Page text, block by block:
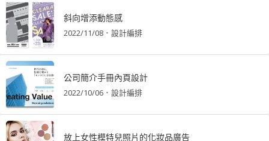
斜向增添動態感
2022/11/08 ． 設計編排
公司簡介手冊內頁設計
2022/10/06 ． 設計編排
放上女性模特兒照片的化妝品廣告